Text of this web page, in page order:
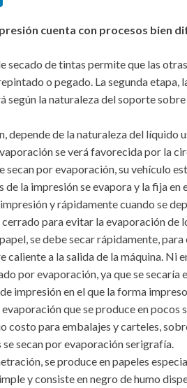
ke
dI
n
cuenta con procesos bien
secado de tintas permite que las
o pegado. La segunda
según la naturaleza del soporte
depende de la naturaleza del líquido
se verá favorecida por la
secan por evaporación, su vehículo
de la impresión se evapora y la fija en
y rápidamente cuando se
para evitar la evaporación de
se debe secar rápidamente,
caliente a la salida de la máquina. Ni
por evaporación, ya que se secaría
impresión en el que la forma
que se produce en pocos
costo para embalajes y carteles,
secan por evaporación serigrafía.
se produce en papeles
y consiste en negro de humo